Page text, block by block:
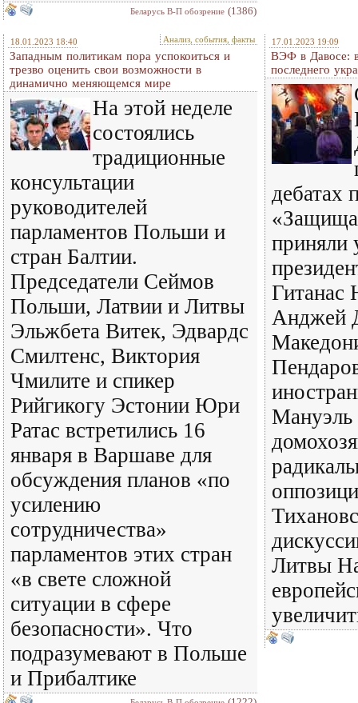
Беларусь В-П обозрение (1386)
18.01.2023 18:40 Анализ, события, факты
Западным политикам пора успокоиться и
трезво оценить свои возможности в
динамично меняющемся мире
На этой неделе
состоялись
традиционные
консультации
руководителей
парламентов Польши и
стран Балтии.
Председатели Сеймов
Польши, Латвии и Литвы
Эльжбета Витек, Эдвардс
Смилтенс, Виктория
Чмилите и спикер
Рийгикогу Эстонии Юри
Ратас встретились 16
января в Варшаве для
обсуждения планов «по
усилению
сотрудничества»
парламентов этих стран
«в свете сложной
ситуации в сфере
безопасности». Что
подразумевают в Польше
и Прибалтике
17.01.2023 19:09
ВЭФ в Давосе:
последнего
дебатах
приняли
Гитанас
Анджей
Литвы